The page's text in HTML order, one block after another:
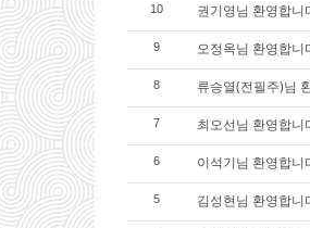
10 권기영님 환영합
9 오정옥님 환영합
8 류승열(전필주)님
7 최오선님 환영합
6 이석기님 환영합
5 김성현님 환영합